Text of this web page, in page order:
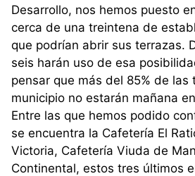
Desarrollo, nos hemos puesto
cerca de una treintena de
que podrían abrir sus terrazas.
seis harán uso de esa
pensar que más del 85% de las
municipio no estarán mañana
Entre las que hemos podido
se encuentra la Cafetería El
Victoria, Cafetería Viuda de
Continental, estos tres últimos